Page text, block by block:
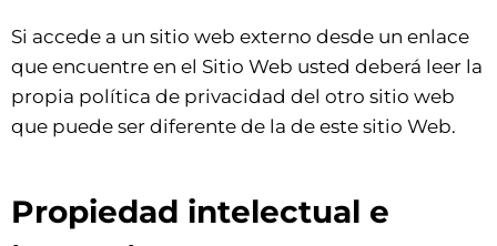
Si accede a un sitio web externo desde un enlace
que encuentre en el Sitio Web usted deberá leer la
propia política de privacidad del otro sitio web
que puede ser diferente de la de este sitio Web.
Propiedad intelectual e